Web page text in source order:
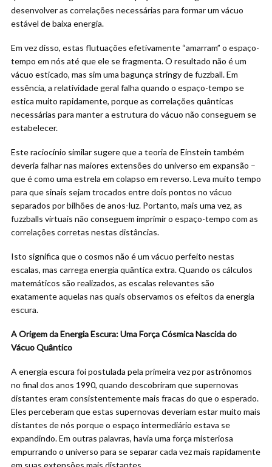
desenvolver as correlações necessárias para formar um vácuo
estável de baixa energia.
Em vez disso, estas flutuações efetivamente “amarram” o espaço-
tempo em nós até que ele se fragmenta. O resultado não é um
vácuo esticado, mas sim uma bagunça stringy de fuzzball. Em
essência, a relatividade geral falha quando o espaço-tempo se
estica muito rapidamente, porque as correlações quânticas
necessárias para manter a estrutura do vácuo não conseguem se
estabelecer.
Este raciocínio similar sugere que a teoria de Einstein também
deveria falhar nas maiores extensões do universo em expansão –
que é como uma estrela em colapso em reverso. Leva muito tempo
para que sinais sejam trocados entre dois pontos no vácuo
separados por bilhões de anos-luz. Portanto, mais uma vez, as
fuzzballs virtuais não conseguem imprimir o espaço-tempo com as
correlações corretas nestas distâncias.
Isto significa que o cosmos não é um vácuo perfeito nestas
escalas, mas carrega energia quântica extra. Quando os cálculos
matemáticos são realizados, as escalas relevantes são
exatamente aquelas nas quais observamos os efeitos da energia
escura.
A Origem da Energia Escura: Uma Força Cósmica Nascida do
Vácuo Quântico
A energia escura foi postulada pela primeira vez por astrônomos
no final dos anos 1990, quando descobriram que supernovas
distantes eram consistentemente mais fracas do que o esperado.
Eles perceberam que estas supernovas deveriam estar muito mais
distantes de nós porque o espaço intermediário estava se
expandindo. Em outras palavras, havia uma força misteriosa
empurrando o universo para se separar cada vez mais rapidamente